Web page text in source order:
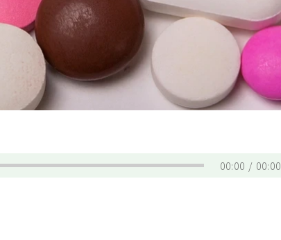
00:00 00:00